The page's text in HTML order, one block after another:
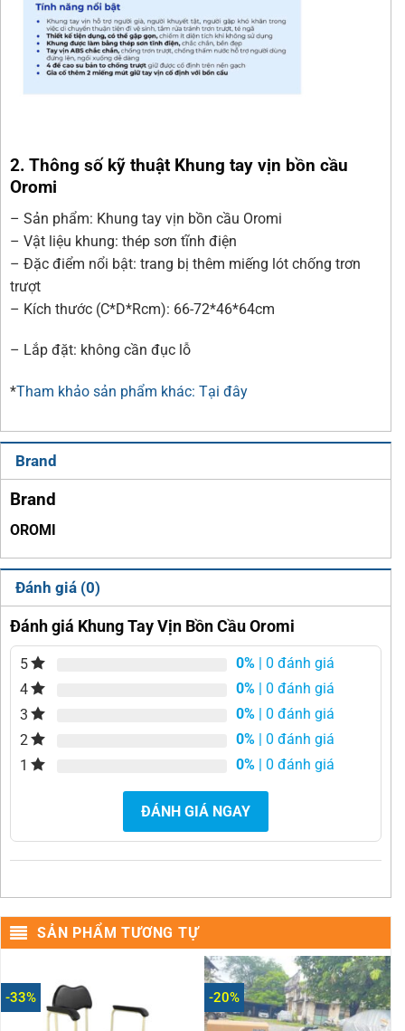
2. Thông số kỹ thuật Khung tay vịn bồn cầu
Oromi
– Sản phẩm: Khung tay vịn bồn cầu Oromi
– Vật liệu khung: thép sơn tĩnh điện
– Đặc điểm nổi bật: trang bị thêm miếng lót chống trơn
trượt
– Kích thước (C*D*Rcm): 66-72*46*64cm
– Lắp đặt: không cần đục lỗ
*Tham khảo sản phẩm khác: Tại đây
Brand
Brand
OROMI
Đánh giá (0)
Đánh giá Khung Tay Vịn Bồn Cầu Oromi
5 0% | 0 đánh giá
4
0% | 0 đánh giá
3
0% | 0 đánh giá
2
0% | 0 đánh giá
1
0% | 0 đánh giá
ĐÁNH GIÁ NGAY
SẢN PHẨM TƯƠNG TỰ
-33% -20%